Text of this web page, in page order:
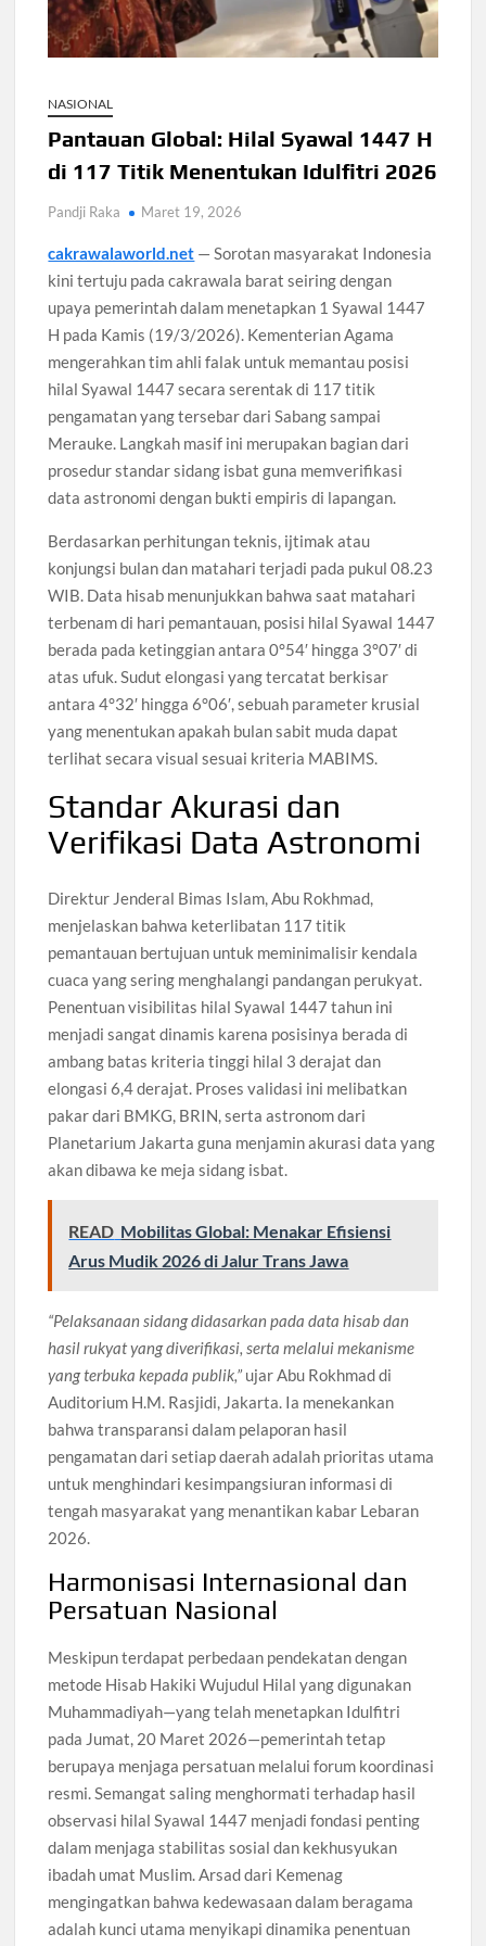
108 Pesantren Tangsel Dapat Internet Gratis dan
Pelatihan AI
Redmi 17 5G Rilis China dengan Baterai 6300 mAh
Masalah Kaki Aktif Olahraga: 5 Cedera yang Sering Terjadi
NASIONAL
Pantauan Global: Hilal Syawal 1447 H
di 117 Titik Menentukan Idulfitri 2026
Pandji Raka Maret 19, 2026
cakrawalaworld.net — Sorotan masyarakat Indonesia
kini tertuju pada cakrawala barat seiring dengan
upaya pemerintah dalam menetapkan 1 Syawal 1447
H pada Kamis (19/3/2026). Kementerian Agama
mengerahkan tim ahli falak untuk memantau posisi
hilal Syawal 1447 secara serentak di 117 titik
pengamatan yang tersebar dari Sabang sampai
Merauke. Langkah masif ini merupakan bagian dari
prosedur standar sidang isbat guna memverifikasi
data astronomi dengan bukti empiris di lapangan.
Berdasarkan perhitungan teknis, ijtimak atau
konjungsi bulan dan matahari terjadi pada pukul 08.23
WIB. Data hisab menunjukkan bahwa saat matahari
terbenam di hari pemantauan, posisi hilal Syawal 1447
berada pada ketinggian antara 0°54′ hingga 3°07′ di
atas ufuk. Sudut elongasi yang tercatat berkisar
antara 4°32′ hingga 6°06′, sebuah parameter krusial
yang menentukan apakah bulan sabit muda dapat
terlihat secara visual sesuai kriteria MABIMS.
Standar Akurasi dan
Verifikasi Data Astronomi
Direktur Jenderal Bimas Islam, Abu Rokhmad,
menjelaskan bahwa keterlibatan 117 titik
pemantauan bertujuan untuk meminimalisir kendala
cuaca yang sering menghalangi pandangan perukyat.
Penentuan visibilitas hilal Syawal 1447 tahun ini
menjadi sangat dinamis karena posisinya berada di
ambang batas kriteria tinggi hilal 3 derajat dan
elongasi 6,4 derajat. Proses validasi ini melibatkan
pakar dari BMKG, BRIN, serta astronom dari
Planetarium Jakarta guna menjamin akurasi data yang
akan dibawa ke meja sidang isbat.
READ Mobilitas Global: Menakar Efisiensi
Arus Mudik 2026 di Jalur Trans Jawa
“Pelaksanaan sidang didasarkan pada data hisab dan
hasil rukyat yang diverifikasi, serta melalui mekanisme
yang terbuka kepada publik,” ujar Abu Rokhmad di
Auditorium H.M. Rasjidi, Jakarta. Ia menekankan
bahwa transparansi dalam pelaporan hasil
pengamatan dari setiap daerah adalah prioritas utama
untuk menghindari kesimpangsiuran informasi di
tengah masyarakat yang menantikan kabar Lebaran
2026.
Harmonisasi Internasional dan
Persatuan Nasional
Meskipun terdapat perbedaan pendekatan dengan
metode Hisab Hakiki Wujudul Hilal yang digunakan
Muhammadiyah—yang telah menetapkan Idulfitri
pada Jumat, 20 Maret 2026—pemerintah tetap
berupaya menjaga persatuan melalui forum koordinasi
resmi. Semangat saling menghormati terhadap hasil
observasi hilal Syawal 1447 menjadi fondasi penting
dalam menjaga stabilitas sosial dan kekhusyukan
ibadah umat Muslim. Arsad dari Kemenag
mengingatkan bahwa kedewasaan dalam beragama
adalah kunci utama menyikapi dinamika penentuan